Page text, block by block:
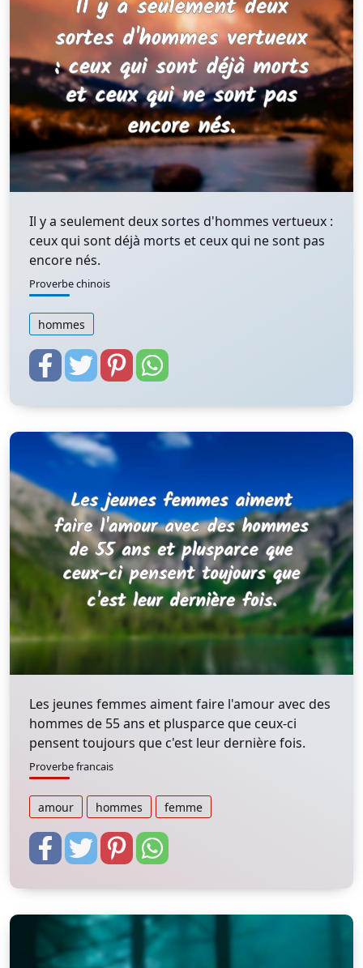
Il y a seulement deux sortes d'hommes vertueux :
ceux qui sont déjà morts et ceux qui ne sont pas
encore nés.
Proverbe chinois
hommes
Les jeunes femmes aiment faire l'amour avec des
hommes de 55 ans et plusparce que ceux-ci
pensent toujours que c'est leur dernière fois.
Proverbe francais
amour hommes femme